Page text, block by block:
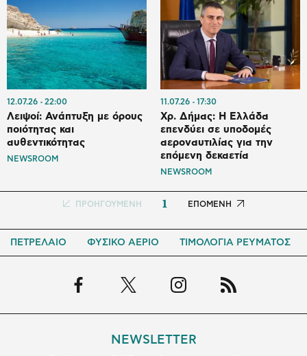
12.07.26 22:00
Λειψοί: Ανάπτυξη με όρους
ποιότητας και
αυθεντικότητας
NEWSROOM
11.07.26 17:30
Χρ. Δήμας: Η Ελλάδα
επενδύει σε υποδομές
αεροναυτιλίας για την
επόμενη δεκαετία
NEWSROOM
Προηγούμενη
ΠΡΟΗΓΟΥΜΕΝΗ 1
Next
ΕΠΟΜΕΝΗ
ΠΕΤΡΕΛΑΙΟ ΦΥΣΙΚΟ ΑΕΡΙΟ ΤΙΜΟΛΟΓΙΑ ΡΕΥΜΑΤΟΣ
NEWSLETTER